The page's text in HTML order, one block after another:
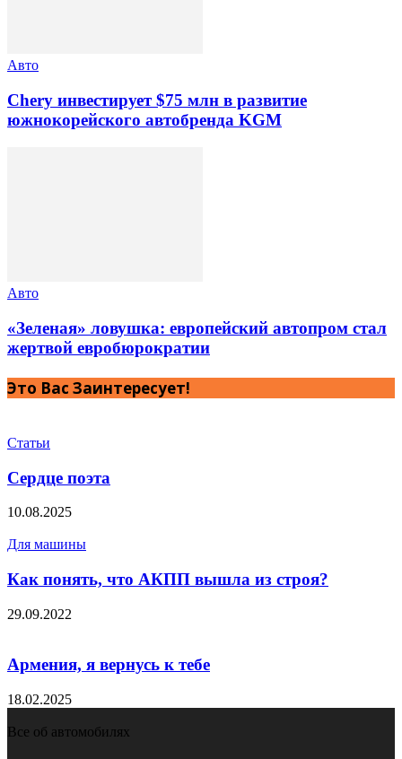
Авто
Chery инвестирует $75 млн в развитие
южнокорейского автобренда KGM
Авто
«Зеленая» ловушка: европейский автопром стал
жертвой евробюрократии
Это Вас Заинтересует!
Статьи
Сердце поэта
10.08.2025
Для машины
Как понять, что АКПП вышла из строя?
29.09.2022
Армения, я вернусь к тебе
18.02.2025
Все об автомобилях